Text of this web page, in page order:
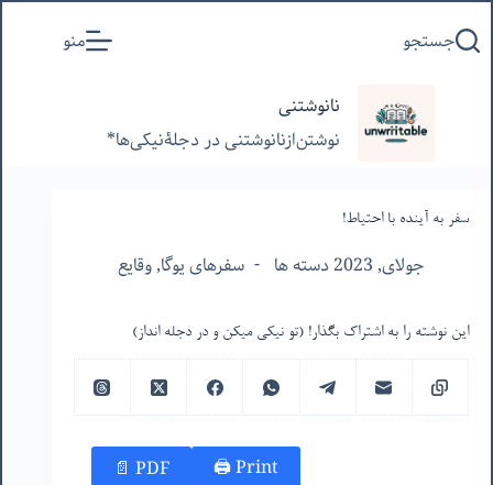
به
جستجو منو
نانوشتنی
نوشتن‌از‌نانوشتنی‌ در‌ دجلۀنیکی‌ها*
سفر به آینده با احتیاط!
جولای, 2023 دسته ها سفرهای یوگا,وقایع
این نوشته را به اشتراک بگذار! (تو نیکی میکن و در دجله انداز)
Print 🖨
PDF 📄